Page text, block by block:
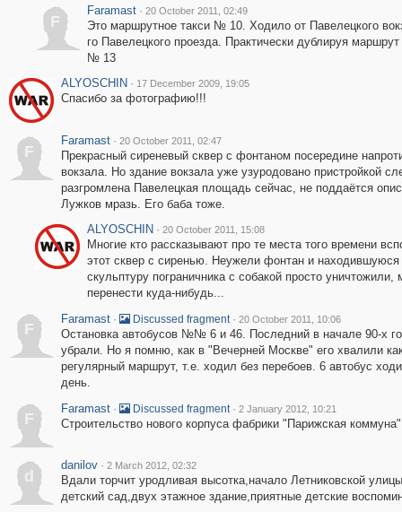
F
Faramast · 20 October 2011, 02:49
Это маршрутное такси № 10. Ходило от Павелецкого
го Павелецкого проезда. Практически дублируя маршрут
№ 13
ALYOSCHIN · 17 December 2009, 19:05
Спасибо за фотографию!!!
F
Faramast · 20 October 2011, 02:47
Прекрасный сиреневый сквер с фонтаном посередине
вокзала. Но здание вокзала уже узуродовано пристройкой
разгромлена Павелецкая площадь сейчас, не поддаётся
Лужков мразь. Его баба тоже.
ALYOSCHIN · 20 October 2011, 15:08
Многие кто рассказывают про те места того времени
этот сквер с сиренью. Неужели фонтан и
скульптуру пограничника с собакой просто уничтожили,
перенести куда-нибудь...
F
Faramast · Discussed fragment · 20 October 2011, 10:06
Остановка автобусов №№ 6 и 46. Последний в начале 90-х
убрали. Но я помню, как в "Вечерней Москве" его хвалили
регулярный маршрут, т.е. ходил без перебоев. 6 автобус
день.
F
Faramast · Discussed fragment · 2 January 2012, 10:21
Строительство нового корпуса фабрики "Парижская
d
danilov · 2 March 2012, 02:32
Вдали торчит уродливая высотка,начало Летниковской
детский сад,двух этажное здание,приятные детские